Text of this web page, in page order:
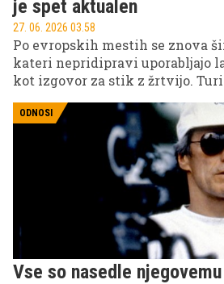
je spet aktualen
27. 06. 2026 03.58
Po evropskih mestih se znova
kateri nepridipravi uporabljajo
kot izgovor za stik z žrtvijo.
začne povsem nedolžno.
ODNOSI
Vse so nasedle